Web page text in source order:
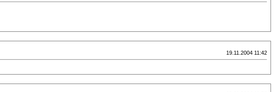
19.11.2004 11:42